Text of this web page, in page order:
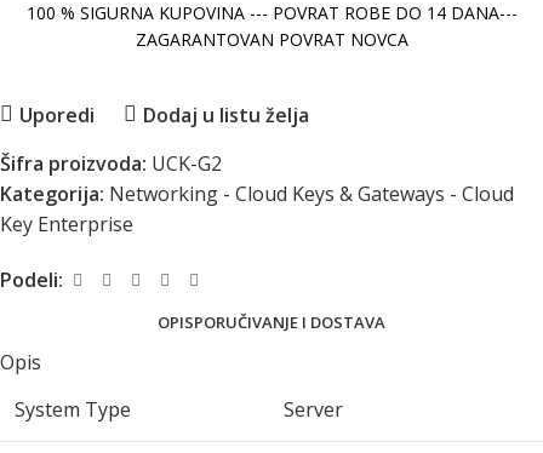
100 % SIGURNA KUPOVINA --- POVRAT ROBE DO 14 DANA---
ZAGARANTOVAN POVRAT NOVCA
Uporedi
Dodaj u listu želja
Šifra proizvoda: UCK-G2
Kategorija: Networking - Cloud Keys & Gateways - Cloud
Key Enterprise
Podeli:
OPISPORUČIVANJE I DOSTAVA
Opis
System Type
Server